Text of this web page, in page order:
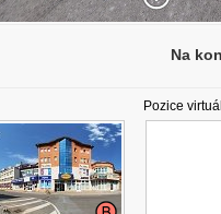
Na
Pozice